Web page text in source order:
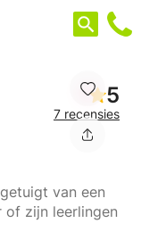
5
7 recensies
van een
of zijn leerlingen